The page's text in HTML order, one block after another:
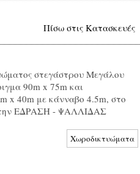
στεγάστρου Μεγάλου
90m x 75m και
x 40m με κάνναβο 4.5m, στο
την ΕΔΡΑΣΗ - ΨΑΛΛΙΔΑΣ
Πίσω στις Κατασκευές
Χωροδικτυώματα